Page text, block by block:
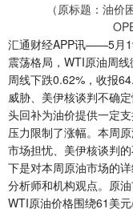
（原标题：油
汇通财经APP讯——5月
震荡格局，WTI原油周
周线下跌0.62%，收报
威胁、美伊核谈判不确
头回补为油价提供一定
压力限制了涨幅。本周
市场担忧、美伊核谈判
下是对本周原油市场的
分析师和机构观点。原
WTI原油价格围绕61美